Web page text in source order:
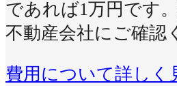
であれば1万円です
不動産会社にご確認
費用について詳しく